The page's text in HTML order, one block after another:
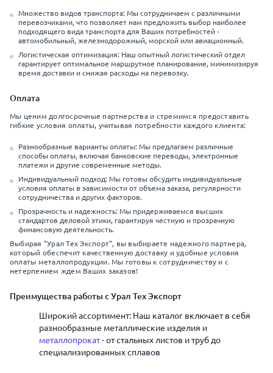
Множество видов транспорта: Мы сотрудничаем с различными
перевозчиками, что позволяет нам предложить выбор наиболее
подходящего вида транспорта для Ваших потребностей -
автомобильный, железнодорожный, морской или авиационный.
Логистическая оптимизация: Наш опытный логистический отдел
гарантирует оптимальное маршрутное планирование, минимизируя
время доставки и снижая расходы на перевозку.
Оплата
Мы ценим долгосрочные партнерства и стремимся предоставить
гибкие условия оплаты, учитывая потребности каждого клиента:
Разнообразные варианты оплаты: Мы предлагаем различные
способы оплаты, включая банковские переводы, электронные
платежи и другие современные методы.
Индивидуальный подход: Мы готовы обсудить индивидуальные
условия оплаты в зависимости от объема заказа, регулярности
сотрудничества и других факторов.
Прозрачность и надежность: Мы придерживаемся высших
стандартов деловой этики, гарантируя честную и прозрачную
финансовую деятельность.
Выбирая "Урал Тех Экспорт", вы выбираете надежного партнера,
который обеспечит качественную доставку и удобные условия
оплаты металлопродукции. Мы готовы к сотрудничеству и с
нетерпением ждем Ваших заказов!
Преимущества работы с Урал Тех Экспорт
Широкий ассортимент: Наш каталог включает в себя
разнообразные металлические изделия и
металлопрокат- от стальных листов и труб до
специализированных сплавов